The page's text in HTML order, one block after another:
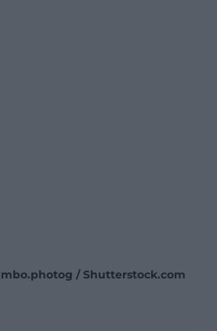
/ Shutterstock.com